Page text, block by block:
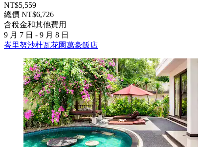
NT$5,559
總價 NT$6,726
含稅金和其他費用
9 月 7 日 - 9 月 8 日
峇里努沙杜瓦花園萬豪飯店